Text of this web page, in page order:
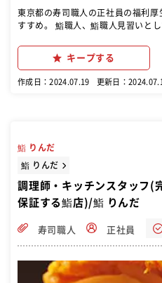
東京都の寿司職人の正社員の福利
すすめ。 鮨職人、鮨職人見習いとして、接客と調理全般のお仕事をお
で、幅広いお仕事にチャレンジして
キープする
作成日：2024.07.19 更新日：
鮨 りんだ
鮨 りんだ
調理師・キッチンスタッフ(
保証する鮨店)/鮨 りんだ
寿司職人 正社員